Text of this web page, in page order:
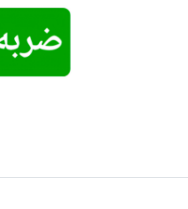
جواهری زنانه